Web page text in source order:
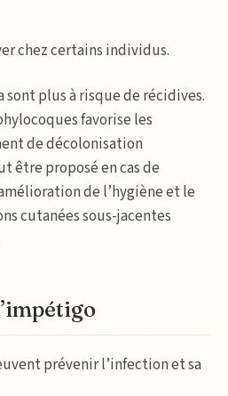
chez certains individus.
sont plus à risque de récidives.
favorise les
de décolonisation
être proposé en cas de
de l’hygiène et le
cutanées sous-jacentes
prévenir l’infection et sa